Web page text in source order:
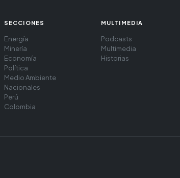
SECCIONES
Energía
Minería
Economía
Política
Medio Ambiente
Nacionales
Perú
Colombia
MULTIMEDIA
Podcasts
Multimedia
Historias